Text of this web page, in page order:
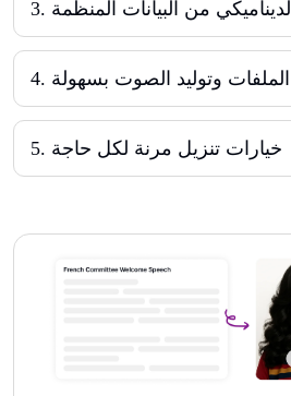
3. من البيانات المنظمة
4. وتوليد الصوت بسهولة
5. خيارات تنزيل مرنة لكل حاجة